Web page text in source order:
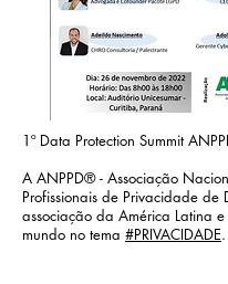
1º Data Protection Summit
A ANPPD® - Associação
Profissionais de Privacidade de
associação da América Latina
mundo no tema #PRIVACIDADE.